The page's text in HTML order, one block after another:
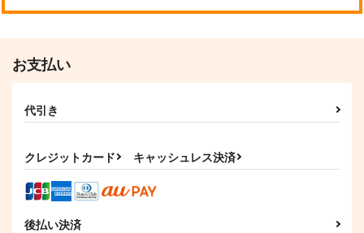
お支払い
代引き
クレジットカード キャッシュレス決済
後払い決済